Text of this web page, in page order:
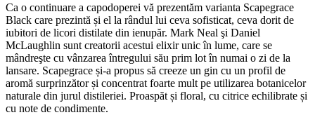
Ca o continuare a capodoperei vă prezentăm varianta Scapegrace
Black care prezintă și el la rândul lui ceva sofisticat, ceva dorit de
iubitori de licori distilate din ienupăr. Mark Neal şi Daniel
McLaughlin sunt creatorii acestui elixir unic în lume, care se
mândreşte cu vânzarea întregului său prim lot în numai o zi de la
lansare. Scapegrace și-a propus să creeze un gin cu un profil de
aromă surprinzător și concentrat foarte mult pe utilizarea botanicelor
naturale din jurul distileriei. Proaspăt și floral, cu citrice echilibrate și
cu note de condimente.